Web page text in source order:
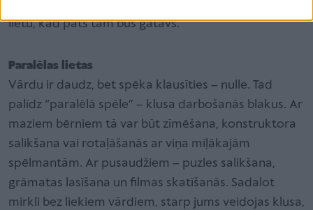
lietu, kad pats tam būs gatavs.
Paralēlas lietas
Vārdu ir daudz, bet spēka klausīties – nulle. Tad
palīdz “paralēlā spēle” – klusa darbošanās blakus. Ar
maziem bērniem tā var būt zīmēšana, konstruktora
salikšana vai rotaļāšanās ar viņa mīļākajām
spēlmantām. Ar pusaudžiem – puzles salikšana,
grāmatas lasīšana un filmas skatīšanās. Sadalot
mirkli bez liekiem vārdiem, starp jums veidojas klusa,